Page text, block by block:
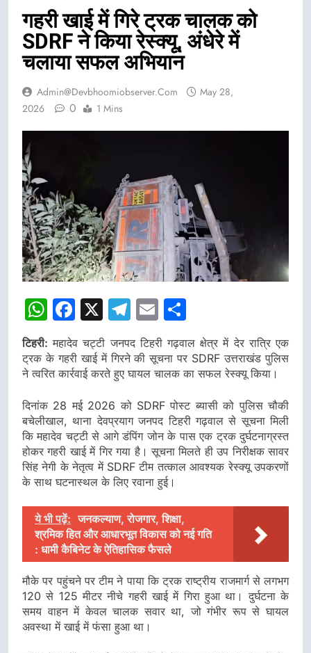
गहरी खाई में गिरे ट्रक चालक को
SDRF ने किया रेस्क्यू, अंधेरे में
चलाया सफल अभियान
Admin@devbhoomiobserver.com
May 28,
2026
0 1 Mins
WhatsApp
Facebook
X Telegram
Email
टिहरी: महादेव चट्टी जनपद टिहरी गढ़वाल क्षेत्र में देर रात्रि एक
ट्रक के गहरी खाई में गिरने की सूचना पर SDRF उत्तराखंड पुलिस
ने त्वरित कार्रवाई करते हुए घायल चालक का सफल रेस्क्यू किया।
दिनांक 28 मई 2026 को SDRF पोस्ट ब्यासी को पुलिस चौकी
बचेलीखाल, थाना देवप्रयाग जनपद टिहरी गढ़वाल से सूचना मिली
कि महादेव चट्टी से आगे डंपिंग जोन के पास एक ट्रक दुर्घटनाग्रस्त
होकर गहरी खाई में गिर गया है। सूचना मिलते ही उप निरीक्षक सावर
सिंह नेगी के नेतृत्व में SDRF टीम तत्काल आवश्यक रेस्क्यू उपकरणों
के साथ घटनास्थल के लिए रवाना हुई।
ये भी पढ़ें: जनकल्याण, रोजगार, शिक्षा,
श्रमिक हित और आधारभूत विकास को नई गति
: धामी कैबिनेट के ऐतिहासिक फैसले
मौके पर पहुंचने पर टीम ने पाया कि ट्रक राष्ट्रीय राजमार्ग से लगभग
120 से 125 मीटर नीचे गहरी खाई में गिरा हुआ था। दुर्घटना के
समय वाहन में केवल चालक सवार था, जो गंभीर रूप से घायल
अवस्था में खाई में फंसा हुआ था।